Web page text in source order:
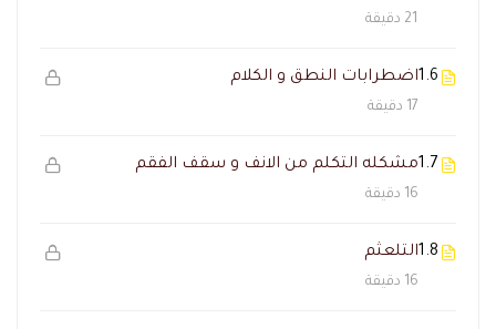
21 دقيقة
1.6اضطرابات النطق و الكلام
17 دقيقة
1.7مشكله التكلم من الانف و سقف الفقم
16 دقيقة
1.8التلعثم
16 دقيقة